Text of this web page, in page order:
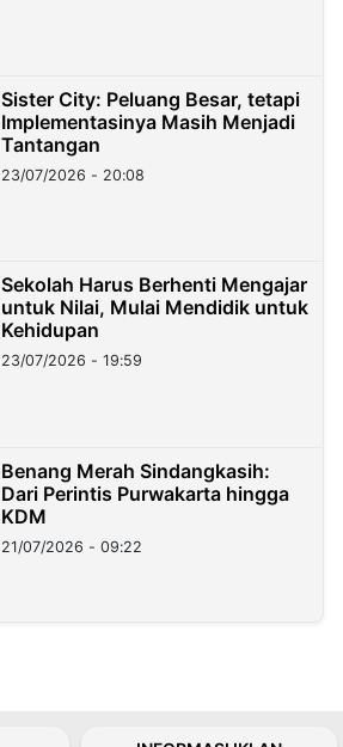
Sister City: Peluang Besar, tetapi
Implementasinya Masih Menjadi
Tantangan
23/07/2026 - 20:08
Sekolah Harus Berhenti Mengajar
untuk Nilai, Mulai Mendidik untuk
Kehidupan
23/07/2026 - 19:59
Benang Merah Sindangkasih:
Dari Perintis Purwakarta hingga
KDM
21/07/2026 - 09:22